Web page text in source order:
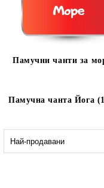
Памучни чанти за
Памучна чанта Йога